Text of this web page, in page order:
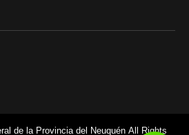
de la Provincia del Neuquén All Rights